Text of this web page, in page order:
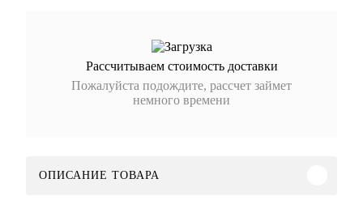
Рассчитываем стоимость доставки
Пожалуйста подождите, рассчет займет
немного времени
ОПИСАНИЕ ТОВАРА